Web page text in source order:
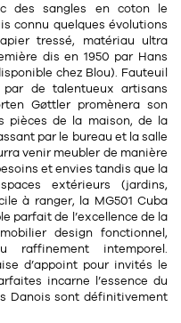
35
15
des sangles en coton le
connu quelques évolutions
tressé, matériau ultra
dis en 1950 par Hans
chez Blou). Fauteuil
de talentueux artisans
Gøttlerpromènera son
pièces de la maison, de la
par le bureau et la salle
venir meubler de manière
et envies tandis que la
extérieurs (jardins,
à ranger, la MG501 Cuba
parfait de l’excellence de la
design fonctionnel,
raffinement intemporel.
d’appoint pour invités le
incarne l’essence du
Danois sont définitivement